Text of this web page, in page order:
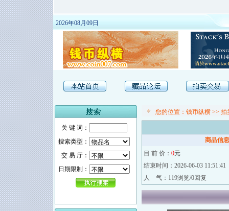
2026年08月09日
关 键 词：
搜索类型：
交 易 厅：
日期限制：
您的位置： 钱币纵横 >> 拍
商品信息
目 前 价： 0元
结束时间：2026-06-03 11:51:41
人 气：119浏览/0回复